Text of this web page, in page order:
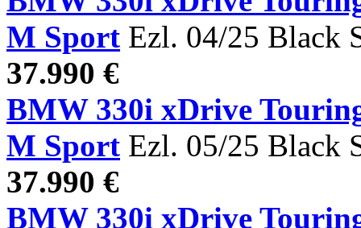
M Sport Ezl. 04/25 Black
37.990 €
BMW 330i xDrive
M Sport Ezl. 05/25 Black
37.990 €
BMW 330i xDrive